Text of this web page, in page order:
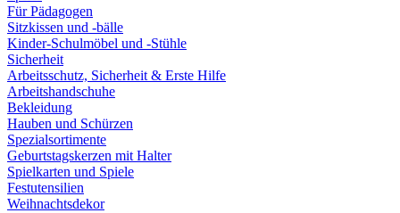
Für Pädagogen
Sitzkissen und -bälle
Kinder-Schulmöbel und -Stühle
Sicherheit
Arbeitsschutz, Sicherheit & Erste Hilfe
Arbeitshandschuhe
Bekleidung
Hauben und Schürzen
Spezialsortimente
Geburtstagskerzen mit Halter
Spielkarten und Spiele
Festutensilien
Weihnachtsdekor